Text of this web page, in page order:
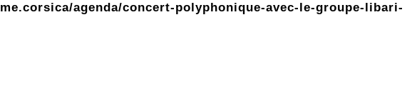
agenda/concert-polyphonique-avec-le-groupe-libari-